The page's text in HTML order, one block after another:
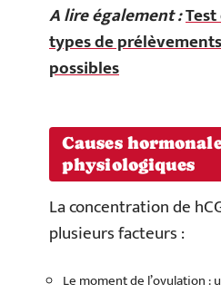
A lire également :
types de
possibles
Causes
physiologiques
La concentration de
plusieurs facteurs :
Le moment de l’ovulation